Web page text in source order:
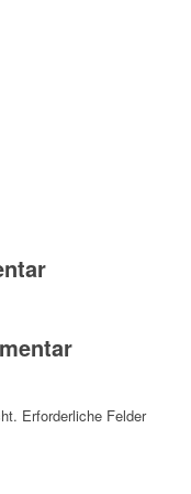
Erforderliche Felder